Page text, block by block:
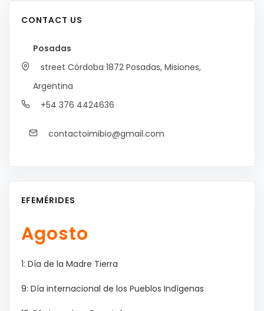
CONTACT US
Posadas
street Córdoba 1872 Posadas, Misiones,
Argentina
+54 376 4424636
contactoimibio@gmail.com
EFEMÉRIDES
Agosto
1: Día de la Madre Tierra
9: Día internacional de los Pueblos Indígenas